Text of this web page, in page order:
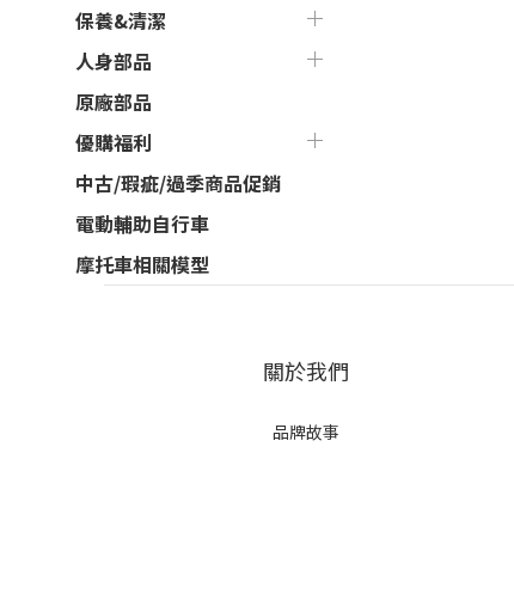
保養&清潔
人身部品
原廠部品
優購福利
中古/瑕疵/過季商品促銷
電動輔助自行車
摩托車相關模型
關於我們
品牌故事